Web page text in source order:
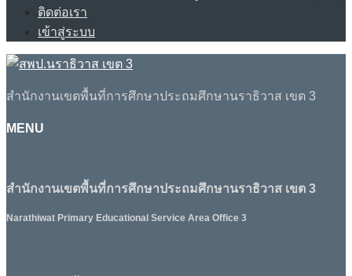
ติดต่อเรา
เข้าสู่ระบบ
สำนักงานเขตพื้นที่การศึกษาประถมศึกษานราธิวาส เขต 3
MENU
สำนักงานเขตพื้นที่การศึกษาประถมศึกษานราธิวาส เขต 3
Narathiwat Primary Educational Service Area Office 3